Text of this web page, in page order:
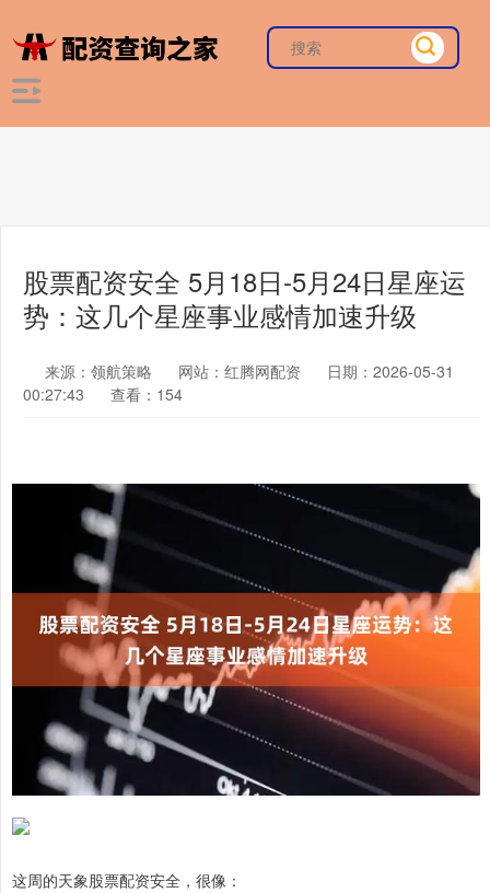
股票配资安全 5月18日-5月24日星座运
势：这几个星座事业感情加速升级
来源：领航策略 网站：红腾网配资
日期：2026-05-31
00:27:43
查看：154
这周的天象股票配资安全，很像：